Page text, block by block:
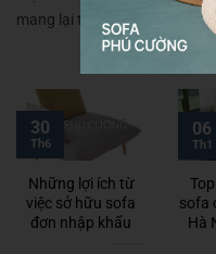
mang lại tài lộc ...
rẻ,
Những lợi ích từ
việc sở hữu sofa
đơn nhập khẩu
30
Th6
sofa
Hà
06
Th1